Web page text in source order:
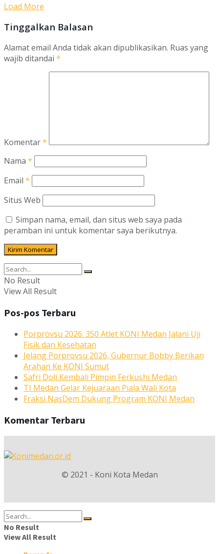
Load More
Tinggalkan Balasan
Alamat email Anda tidak akan dipublikasikan. Ruas yang
wajib ditandai *
Komentar*
Nama *
Email *
Situs Web
Simpan nama, email, dan situs web saya pada
peramban ini untuk komentar saya berikutnya.
No Result
View All Result
Pos-pos Terbaru
Porprovsu 2026: 350 Atlet KONI Medan Jalani Uji
Fisik dan Kesehatan
Jelang Porprovsu 2026, Gubernur Bobby Berikan
Arahan Ke KONI Sumut
Safri Doli Kembali Pimpin Ferkushi Medan
TI Medan Gelar Kejuaraan Piala Wali Kota
Fraksi NasDem Dukung Program KONI Medan
Komentar Terbaru
© 2021 - Koni Kota Medan
No Result
View All Result